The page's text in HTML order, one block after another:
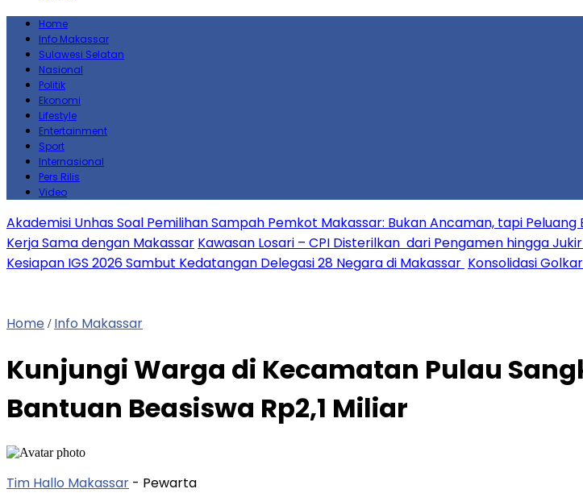
Home
Info Makassar
Sulawesi Selatan
Nasional
Politik
Ekonomi
Lifestyle
Entertainment
Sport
Internasional
Pers Rilis
Video
Akademisi Unhas Soal Pemilihan Sampah Pemkot Makassar: Bukan Ancaman, tapi Peluang
Kerja Sama dengan Makassar Kawasan Losari – CPI Disterilkan dari Pengamen hingga
Kesiapan IGS 2026 Sambut Kedatangan Delegasi 28 Negara di Makassar Konsolidasi
Home / Info Makassar
Kunjungi Warga di Kecamatan Pulau
Bantuan Beasiswa Rp2,1 Miliar
Tim Hallo Makassar - Pewarta